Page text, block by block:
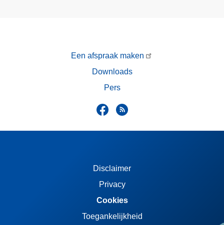
Een afspraak maken
Downloads
Pers
Disclaimer
Privacy
Cookies
Toegankelijkheid